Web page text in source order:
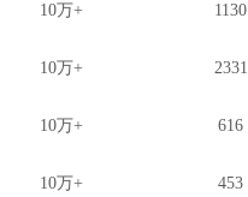
10万+ 1130
10万+ 2331
10万+ 616
10万+ 453